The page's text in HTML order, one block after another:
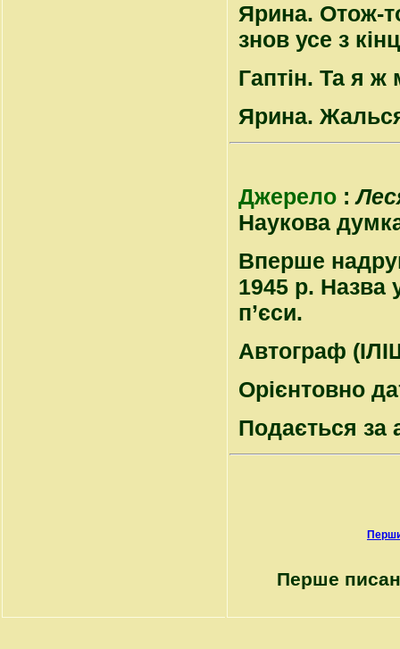
Ярина. Отож-
знов усе з
Гаптін. Та я ж
Ярина.
Джерело :
Наукова
Вперше
1945 р. Назва
п’єси.
Автограф
Орієнтовно
Подається за
Перше